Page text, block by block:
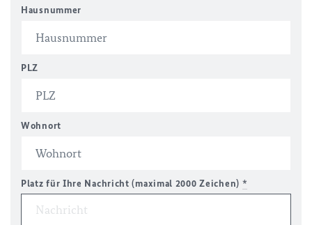
Hausnummer
PLZ
Wohnort
Platz für Ihre Nachricht (maximal 2000 Zeichen) *